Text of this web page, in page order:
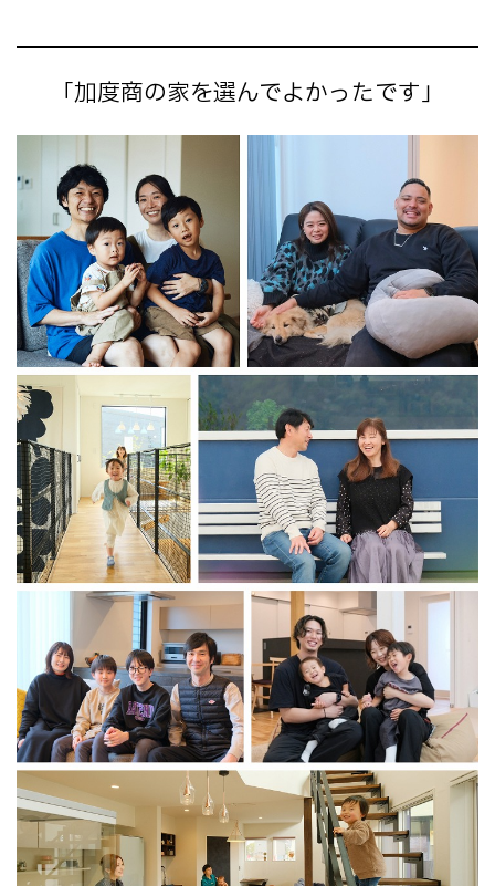
「加度商の家を選んでよかったです」